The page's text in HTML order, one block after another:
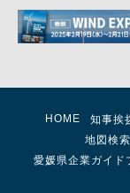
・詳しくはこち
2025.07.01
「建築・建材展
（2026/3/3（火
・詳しくはこち
2025.07.01
「サステナブル
ました。
（11/12（水）
HOME 知事挨
地図検索
愛媛県企業ガイド